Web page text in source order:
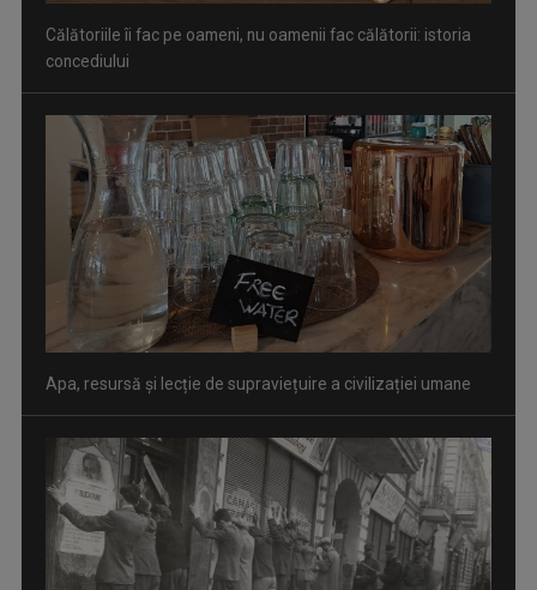
Călătoriile îi fac pe oameni, nu oamenii fac călătorii: istoria
concediului
Apa, resursă și lecție de supraviețuire a civilizației umane